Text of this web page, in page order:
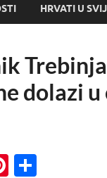
HRVATI U
dolazi
Pi